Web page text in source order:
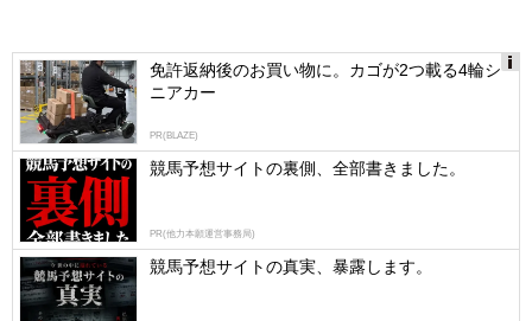
免許返納後のお買い物に。カゴが2つ載る4輪シ
ニアカー
PR(BLAZE)
競馬予想サイトの裏側、全部書きました。
PR(他力本願運営事務局)
競馬予想サイトの真実、暴露します。